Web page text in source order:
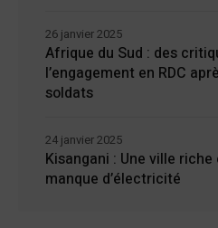
Afrique du Sud : des
l’engagement en RDC
soldats
26 janvier 2025
Kisangani : Une ville
manque d’électricité
24 janvier 2025